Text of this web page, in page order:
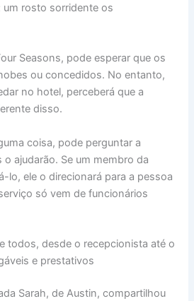
um rosto sorridente os
Seasons, pode esperar que os
ou concedidos. No entanto,
no hotel, perceberá que a
disso.
coisa, pode perguntar a
o ajudarão. Se um membro da
lo, ele o direcionará para a pessoa
só vem de funcionários
todos, desde o recepcionista até o
​​e prestativos
Sarah, de Austin, compartilhou